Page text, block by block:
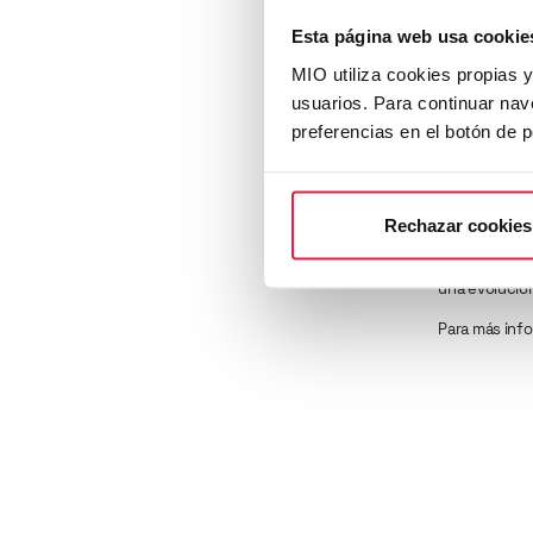
Esta página web usa
MIO utiliza cookies propias
usuarios. Para continuar
preferencias en el botón de
Rechazar cookies
comercial
América,
operación
En
correcto
una
Para más